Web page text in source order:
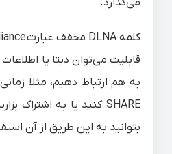
کلمه DLNA مخفف عبارت
قابلیت می‌توان دیتا یا
به هم ارتباط دهیم، مثلا
بتوانید به این طریق از آن